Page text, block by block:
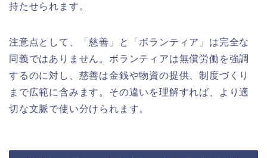
持たせられます。
注意点として、「慈善」と「ボランティア」は完全な
同義ではありません。ボランティアは無償労働を強調
するのに対し、慈善は金銭や物資の提供、制度づくり
まで広範に含みます。その違いを理解すれば、より適
切な文脈で使い分けられます。